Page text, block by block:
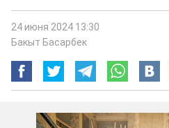
24 июня 2024 13:30
Бакыт Басарбек